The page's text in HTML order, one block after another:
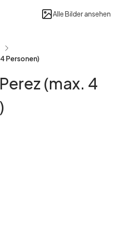
Alle Bilder ansehen
Personen)
(max. 4